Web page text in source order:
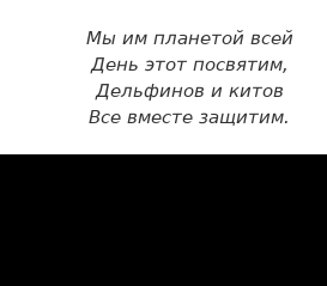
Мы им планетой всей
День этот посвятим,
Дельфинов и китов
Все вместе защитим.